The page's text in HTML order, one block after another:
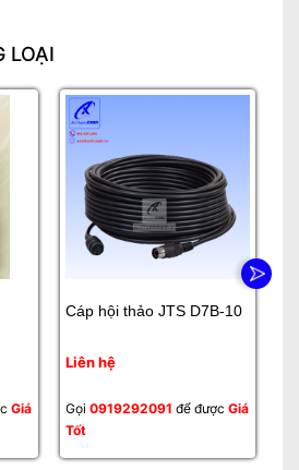
LOẠI
Giá
Cáp hội thảo JTS D7B-10
Liên hệ
Gọi 0919292091 để được Giá
Tốt